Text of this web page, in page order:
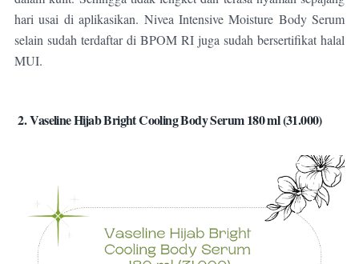
hari usai di aplikasikan. Nivea Intensive Moisture Body Serum
selain sudah terdaftar di BPOM RI juga sudah bersertifikat halal
MUI.
2.Vaseline Hijab Bright Cooling Body Serum 180 ml (31.000)